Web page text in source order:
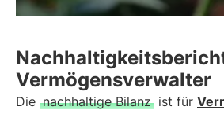
Vermögensverwalter
Die nachhaltige Bilanz ist für